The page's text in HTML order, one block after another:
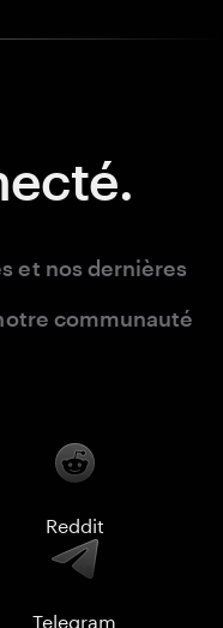
et nos dernières
communauté
Reddit
Telegram